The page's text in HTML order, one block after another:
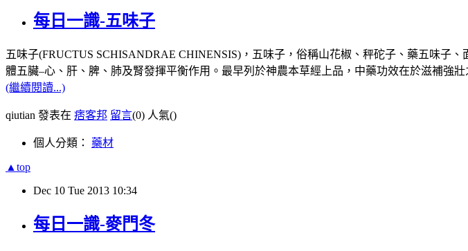
每日一識-五味子
五味子(FRUCTUS SCHISANDRAE CHINENSIS)，五味子，俗稱山花椒、秤砣子、藥五味子
體五臟–心、肝、脾、肺及腎發揮平衡作用。最早列於神農本草經上品，中藥功效在於滋補強壯
(繼續閱讀...)
qiutian 發表在 痞客邦 留言(0) 人氣()
個人分類： 藥材
▲top
Dec 10 Tue 2013 10:34
每日一識-麥門冬